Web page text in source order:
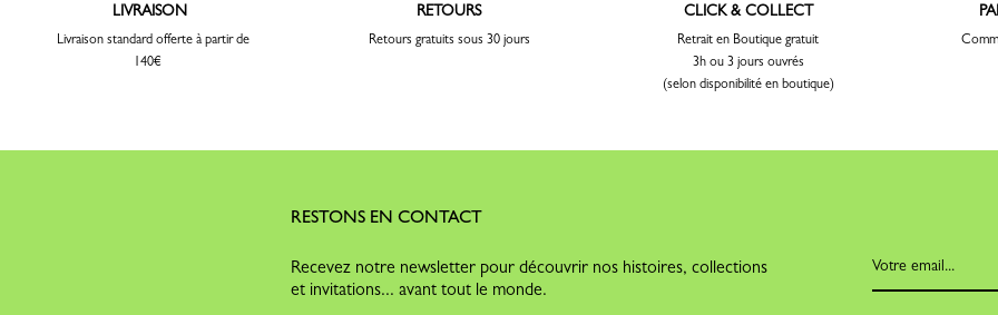
LIVRAISON
Livraison standard offerte à partir de
140€
RETOURS
Retours gratuits sous 30 jours
CLICK & COLLECT
Retrait en Boutique gratuit
3h ou 3 jours ouvrés
(selon disponibilité en boutique)
RESTONS EN CONTACT
Recevez notre newsletter pour découvrir nos histoires, collections
et invitations... avant tout le monde.